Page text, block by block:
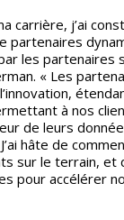
carrière, j’ai
partenaires
les partenaires
« Les
à nos
de leurs
hâte de
sur le terrain, et
pour accélérer